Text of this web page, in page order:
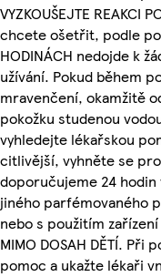
VYZKOUŠEJTE REAKCI
chcete ošetřit, podle
HODINÁCH nedojde k
užívání. Pokud během
mravenčení, okamžitě
pokožku studenou
vyhledejte lékařskou
citlivější, vyhněte se
doporučujeme 24
jiného parfémovaného
nebo s použitím zařízení
MIMO DOSAH DĚTÍ.
pomoc a ukažte lékaři